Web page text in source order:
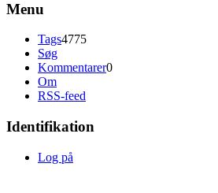
Menu
Tags4775
Søg
Kommentarer0
Om
RSS-feed
Identifikation
Log på